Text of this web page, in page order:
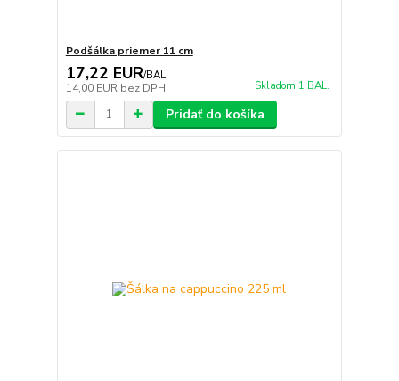
Podšálka priemer 11 cm
17,22 EUR/BAL.
14,00 EUR bez DPH Skladom 1 BAL.
Pridať do košíka